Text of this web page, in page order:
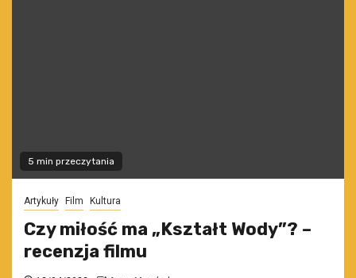
5 min przeczytania
Artykuły Film Kultura
Czy miłość ma „Kształt Wody”? –
recenzja filmu